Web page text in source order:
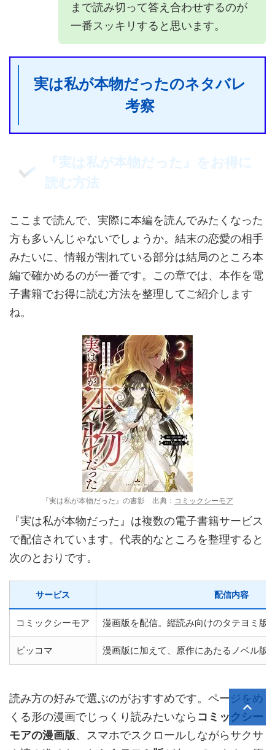
まで読み切って答え合わせするのが
一番スッキリすると思います。
実は私が本物だったのネタバレ
考察
『実は私が本物だった』をお得に
読む方法
ここまで読んで、実際に本編を読んでみたくなった
方も多いんじゃないでしょうか。結末の恋愛の相手
みたいに、情報が割れている部分は結局のところ本
編で確かめるのが一番です。この章では、本作を電
子書籍でお得に読む方法を整理してご紹介します
ね。
『実は私が本物だった』の書影 出典： コミックシーモア
『実は私が本物だった』は複数の電子書籍サービス
で配信されています。代表的なところを整理すると
次のとおりです。
サービス 配信内容
コミックシーモア 漫画版を配信。縦読み向けのタテヨミ版
ピッコマ 漫画版に加えて、原作にあたるノベル版
読み方の好みで選ぶのがおすすめです。ページをめ
くる形の漫画でじっくり読みたいなら コミックシー
モアの漫画版、スマホでスクロールしながらサクサ